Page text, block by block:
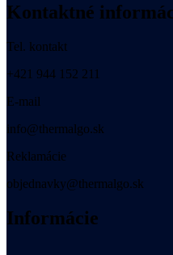
Kontaktné
Tel. kontakt
+421 944 152 211
E-mail
info@thermalgo.sk
Reklamácie
objednavky@thermalgo.sk
Informácie